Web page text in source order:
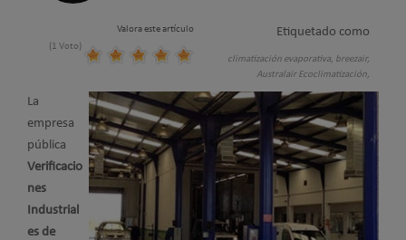
Valora este artículo
(1 Voto)
Etiquetado como
climatización evaporativa, breezair,
Australair Ecoclimatización,
La
empresa
pública
Verificacio
nes
Industrial
es de